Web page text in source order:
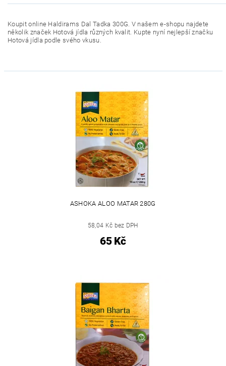
Koupit online Haldirams Dal Tadka 300G. V našem e-shopu najdete
několik značek Hotová jídla různých kvalit. Kupte nyní nejlepší značku
Hotová jídla podle svého vkusu.
ASHOKA ALOO MATAR 280G
58,04 Kč bez DPH
65 Kč